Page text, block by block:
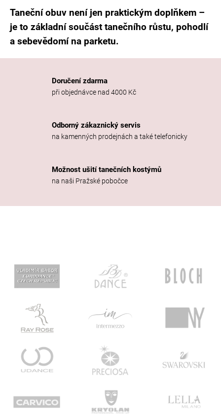
Taneční obuv není jen praktickým doplňkem –
je to základní součást tanečního růstu, pohodlí
a sebevědomí na parketu.
Doručení zdarma
při objednávce nad 4000 Kč
Odborný zákaznický servis
na kamenných prodejnách a také telefonicky
Možnost ušití tanečních kostýmů
na naši Pražské pobočce